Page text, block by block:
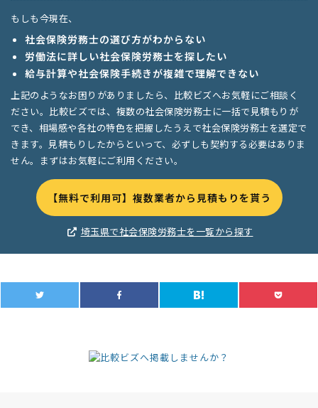
もしも今現在、
社会保険労務士の選び方がわからない
労働法に詳しい社会保険労務士を探したい
給与計算や社会保険手続きが複雑で理解できない
上記のようなお困りがありましたら、比較ビズへお気軽にご相談く
ださい。比較ビズでは、複数の社会保険労務士に一括で見積もりが
でき、相場感や各社の特色を把握したうえで社会保険労務士を選定で
きます。見積もりしたからといって、必ずしも契約する必要はありま
せん。まずはお気軽にご利用ください。
【無料で利用可】複数業者から見積もりを貰う
埼玉県で社会保険労務士を一覧から探す